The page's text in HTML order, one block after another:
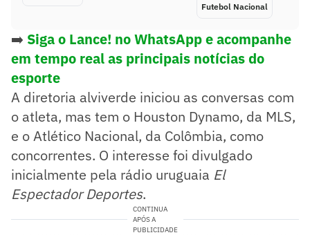
Futebol Nacional
➡️ Siga o Lance! no WhatsApp e acompanhe
em tempo real as principais notícias do
esporte
A diretoria alviverde iniciou as conversas com
o atleta, mas tem o Houston Dynamo, da MLS,
e o Atlético Nacional, da Colômbia, como
concorrentes. O interesse foi divulgado
inicialmente pela rádio uruguaia El
Espectador Deportes.
CONTINUA
APÓS A
PUBLICIDADE